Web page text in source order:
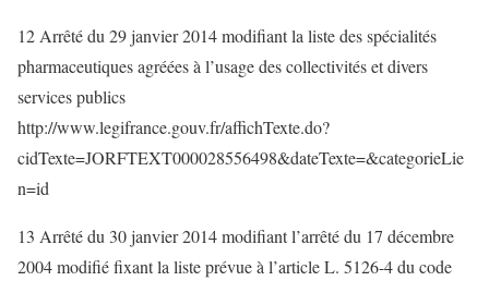
12 Arrêté du 29 janvier 2014 modifiant la liste des spécialités
pharmaceutiques agréées à l’usage des collectivités et divers
services publics
http://www.legifrance.gouv.fr/affichTexte.do?
cidTexte=JORFTEXT000028556498&dateTexte=&categorieLie
n=id
13 Arrêté du 30 janvier 2014 modifiant l’arrêté du 17 décembre
2004 modifié fixant la liste prévue à l’article L. 5126-4 du code